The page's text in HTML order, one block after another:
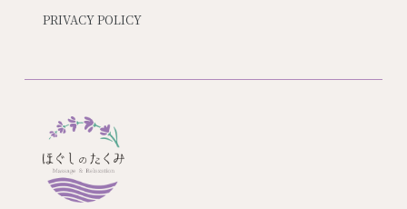
PRIVACY POLICY